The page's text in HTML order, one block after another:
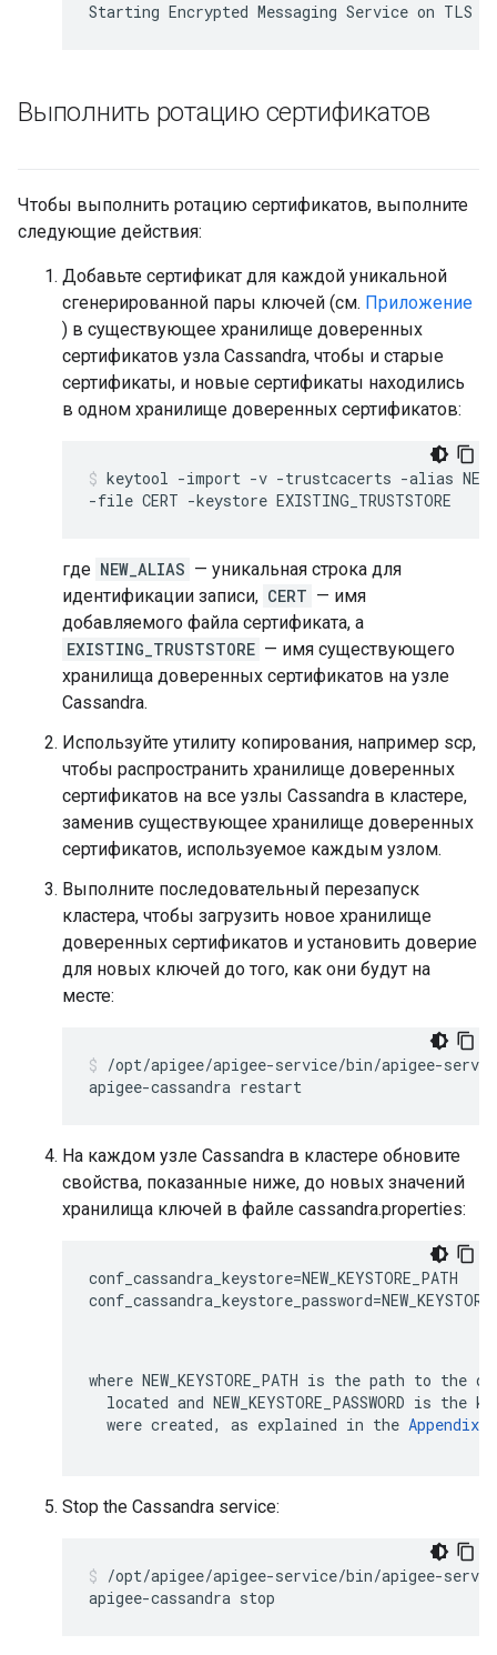
Starting Encrypted Messaging Service on TLS
Выполнить ротацию сертификатов
Чтобы выполнить ротацию сертификатов, выполните
следующие действия:
Добавьте сертификат для каждой уникальной
сгенерированной пары ключей (см. Приложение
) в существующее хранилище доверенных
сертификатов узла Cassandra, чтобы и старые
сертификаты, и новые сертификаты находились
в одном хранилище доверенных сертификатов:
keytool -import -v -trustcacerts -alias
-file CERT -keystore EXISTING_TRUSTSTORE
где NEW_ALIAS — уникальная строка для
идентификации записи, CERT — имя
добавляемого файла сертификата, а
EXISTING_TRUSTSTORE — имя существующего
хранилища доверенных сертификатов на узле
Cassandra.
Используйте утилиту копирования, например scp,
чтобы распространить хранилище доверенных
сертификатов на все узлы Cassandra в кластере,
заменив существующее хранилище доверенных
сертификатов, используемое каждым узлом.
Выполните последовательный перезапуск
кластера, чтобы загрузить новое хранилище
доверенных сертификатов и установить доверие
для новых ключей до того, как они будут на
месте:
/opt/apigee/apigee-service/bin/apigee-
apigee-cassandra restart
На каждом узле Cassandra в кластере обновите
свойства, показанные ниже, до новых значений
хранилища ключей в файле cassandra.properties:
conf_cassandra_keystore=NEW_KEYSTORE_PATH
where NEW_KEYSTORE_PATH is the path to the
  located and
NEW_KEYSTORE_PASSWORD is the
  were created, as explained in the
Appendix
Stop the Cassandra service:
/opt/apigee/apigee-service/bin/apigee-
apigee-cassandra stop